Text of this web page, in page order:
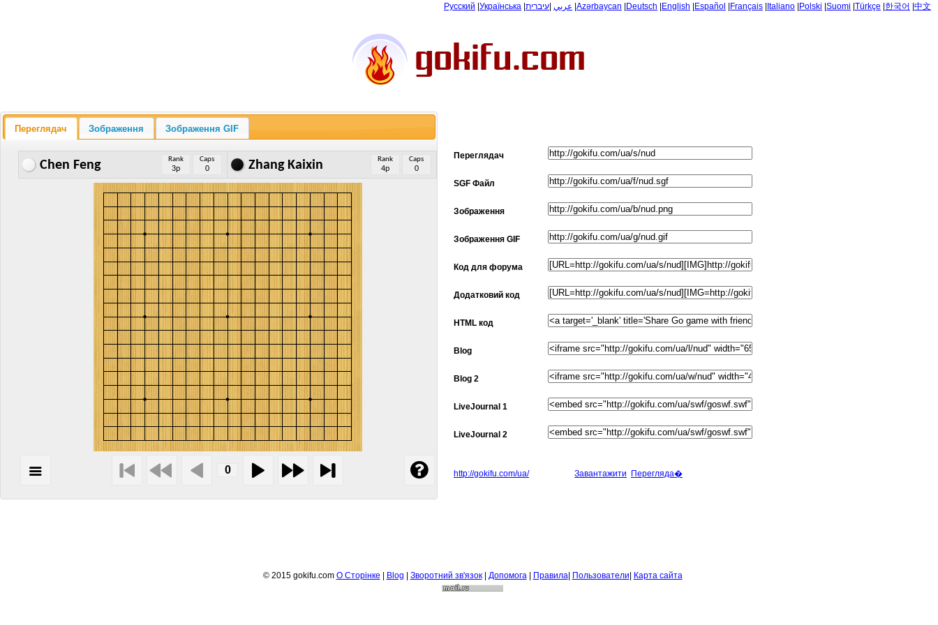
Русский Українська عربي עיברית Azərbaycan Deutsch English Español Français Italiano Polski Suomi Türkçe 한국어 中文
Переглядач
SGF Файл
Зображення
Зображення GIF
Код для форума
Додатковий код
HTML код
Blog
Blog 2
LiveJournal 1
LiveJournal 2
http://gokifu.com/ua/ Завантажити Перегляда�
Переглядач Зображення Зображення GIF
Chen Feng Rank
3p
Caps
0 Zhang Kaixin Rank
4p
Caps
0
© 2015 gokifu.com О Сторiнке Blog Зворотний зв'язок| Допомога| Правила| Пользователи Карта сайта